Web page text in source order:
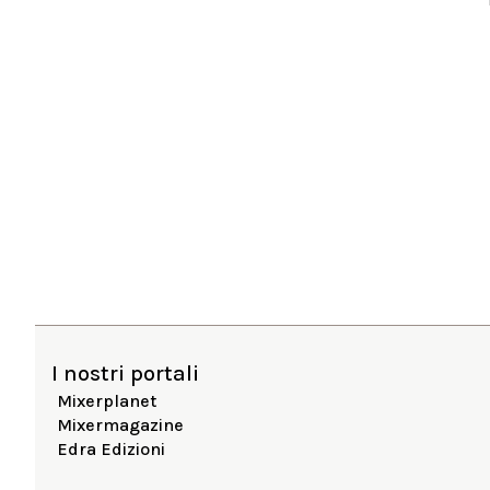
I nostri portali
Mixerplanet
Mixermagazine
Edra Edizioni